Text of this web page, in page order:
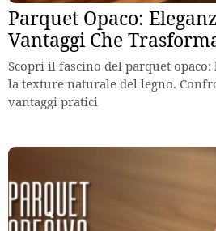
Parquet Opaco:
Vantaggi Che
Scopri il fascino del parquet opaco:
la texture naturale del legno.
vantaggi pratici